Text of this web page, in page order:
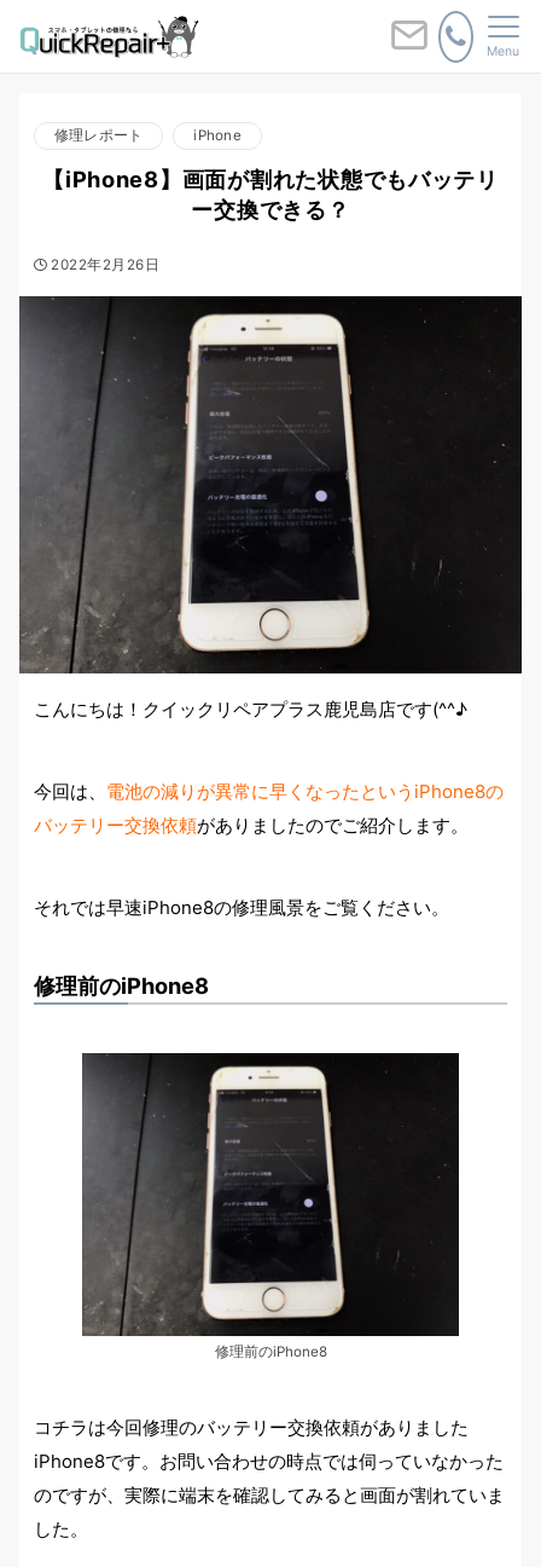
Menu
修理レポート iPhone
【iPhone8】画面が割れた状態でもバッテリ
ー交換できる？
2022年2月26日
こんにちは！クイックリペアプラス鹿児島店です(^^♪
今回は、 電池の減りが異常に早くなったというiPhone8の
バッテリー交換依頼がありましたのでご紹介します。
それでは早速iPhone8の修理風景をご覧ください。
修理前のiPhone8
修理前のiPhone8
コチラは今回修理のバッテリー交換依頼がありました
iPhone8です。お問い合わせの時点では伺っていなかった
のですが、実際に端末を確認してみると画面が割れていま
した。